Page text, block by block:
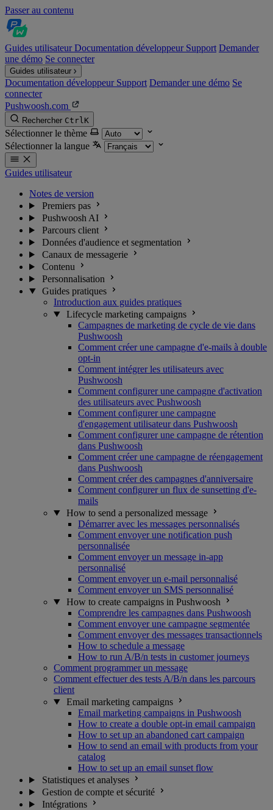
Passer au contenu
Guides utilisateurDocumentation développeur Support Demander
une démo Se connecter
Guides utilisateur
Documentation développeur Support Demander une démo Se
connecter
Pushwoosh.com
Rechercher CtrlK
Sélectionner le thème
Sélectionner la langue
Guides utilisateur
Notes de version
Premiers pas
Pushwoosh AI
Parcours client
Données d'audience et segmentation
Canaux de messagerie
Contenu
Personnalisation
Guides pratiques
Introduction aux guides pratiques
Lifecycle marketing campaigns
Campagnes de marketing de cycle de vie dans
Pushwoosh
Comment créer une campagne d'e-mails à double
opt-in
Comment intégrer les utilisateurs avec
Pushwoosh
Comment configurer une campagne d'activation
des utilisateurs avec Pushwoosh
Comment configurer une campagne
d'engagement utilisateur dans Pushwoosh
Comment configurer une campagne de rétention
dans Pushwoosh
Comment créer une campagne de réengagement
dans Pushwoosh
Comment créer des campagnes d'anniversaire
Comment configurer un flux de sunsetting d'e-
mails
How to send a personalized message
Démarrer avec les messages personnalisés
Comment envoyer une notification push
personnalisée
Comment envoyer un message in-app
personnalisé
Comment envoyer un e-mail personnalisé
Comment envoyer un SMS personnalisé
How to create campaigns in Pushwoosh
Comprendre les campagnes dans Pushwoosh
Comment envoyer une campagne segmentée
Comment envoyer des messages transactionnels
How to schedule a message
How to run A/B/n tests in customer journeys
Comment programmer un message
Comment effectuer des tests A/B/n dans les parcours
client
Email marketing campaigns
Email marketing campaigns in Pushwoosh
How to create a double opt-in email campaign
How to set up an abandoned cart campaign
How to send an email with products from your
catalog
How to set up an email sunset flow
Statistiques et analyses
Gestion de compte et sécurité
Intégrations